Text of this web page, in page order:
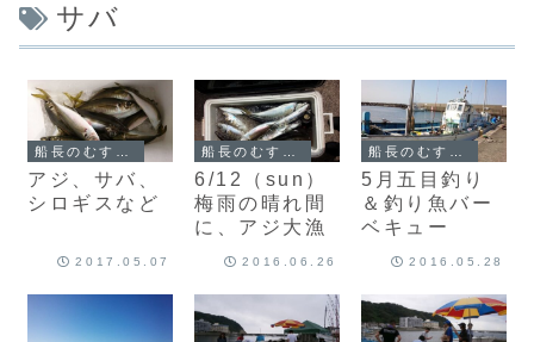
サバ
アジ、サバ、
シロギスなど
2017.05.07
6/12（sun）
梅雨の晴れ間
に、アジ大漁
2016.06.26
5月五目釣り
＆釣り魚バー
ベキュー
2016.05.28